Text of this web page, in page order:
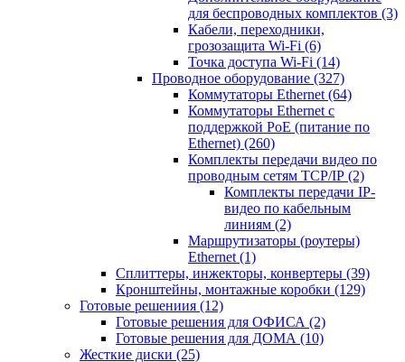
для беспроводных комплектов (3)
Кабели, переходники,
грозозащита Wi-Fi (6)
Точка доступа Wi-Fi (14)
Проводное оборудование (327)
Коммутаторы Ethernet (64)
Коммутаторы Ethernet с
поддержкой PoE (питание по
Ethernet) (260)
Комплекты передачи видео по
проводным сетям TCP/IP (2)
Комплекты передачи IP-
видео по кабельным
линиям (2)
Маршрутизаторы (роутеры)
Ethernet (1)
Сплиттеры, инжекторы, конвертеры (39)
Кронштейны, монтажные коробки (129)
Готовые решениия (12)
Готовые решения для ОФИСА (2)
Готовые решения для ДОМА (10)
Жесткие диски (25)